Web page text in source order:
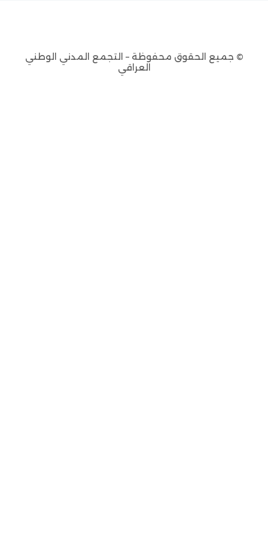
© جميع الحقوق محفوظة – التجمع المدني الوطني
العراقي